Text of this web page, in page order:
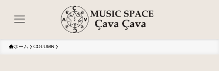
ホーム COLUMN